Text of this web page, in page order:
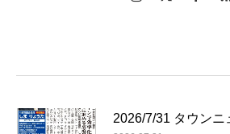
2026/7/31 タウン